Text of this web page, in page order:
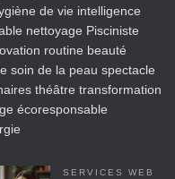
de vie intelligence
nettoyage Pisciniste
routine beauté
soin de la peau spectacle
théâtre transformation
écoresponsable
SERVICES WEB